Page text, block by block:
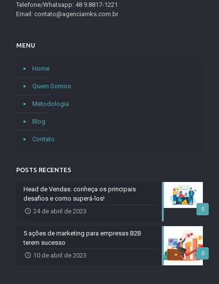
Telefone/Whatsapp: 48 9.8817-1221
Email: contato@agenciamks.com.br
MENU
Home
Quem Somos
Metodologia
Blog
Contato
POSTS RECENTES
0
Head de Vendas: conheça os principais
desafios e como superá-los!
24 de abril de 2023
0
5 ações de marketing para empresas B2B
terem sucesso
10 de abril de 2023